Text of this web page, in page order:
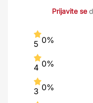
Prijavite se
5 0%
4 0%
3 0%